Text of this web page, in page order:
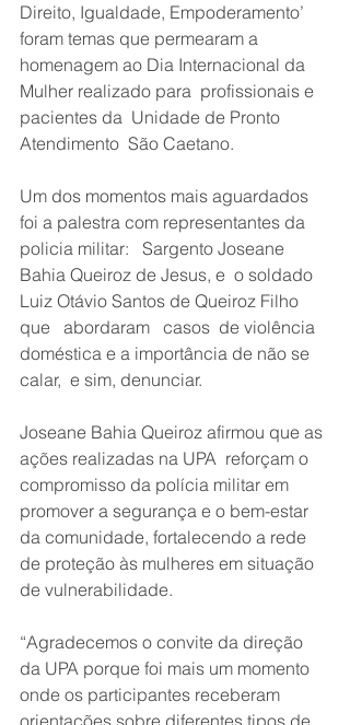
Direito, Igualdade, Empoderamento’
foram temas que permearam a
homenagem ao Dia Internacional da
Mulher realizado para  profissionais e
pacientes da  Unidade de Pronto
Atendimento  São Caetano.
Um dos momentos mais aguardados
foi a palestra com representantes da
policia militar:   Sargento Joseane
Bahia Queiroz de Jesus, e  o soldado
Luiz Otávio Santos de Queiroz Filho
que   abordaram   casos  de violência
doméstica e a importância de não se
calar,  e sim, denunciar.
Joseane Bahia Queiroz afirmou que as
ações realizadas na UPA  reforçam o
compromisso da polícia militar em
promover a segurança e o bem-estar
da comunidade, fortalecendo a rede
de proteção às mulheres em situação
de vulnerabilidade.
“Agradecemos o convite da direção
da UPA porque foi mais um momento
onde os participantes receberam
orientações sobre diferentes tipos de